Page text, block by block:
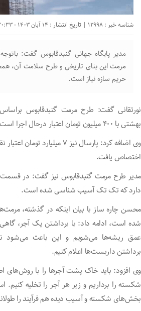
شناسه خبر : 12998 | تاریخ انتشار : 14 آبان 1403 - 20:33 |
مدیر پایگاه جهانی گنبدقابوس گفت:
مرمت این بنای تاریخی و طرح سلامت آن،
حریم سازه نیاز است.
نورتقانی گفت: طرح مرمت گنبدقابوس
بهشتی با ۴۰۰ میلیون تومان اعتبار درحال اجرا است.
وی اضافه کرد: پارسال نیز ۷
اختصاص یافت.
دارد که تک تک آسیب شناسی شده است.
محسن چاره ساز با بیان اینکه در گذشته،
شده است، ادامه داد: با برداشتن یک آجر،
عمق ریشه‌ها می‌شویم و این باعث می‌شود
برداشتن داربست‌ها اعلام کنیم.
وی افزود: باید خاک پشت آجر‌ها را با روش‌های
شکسته را برداریم و زیر هر آجر را تخلیه
بخش‌های شکسته و آسیب دیده هم فرآیند را